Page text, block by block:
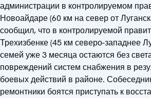
администрации в контролируемом
Новоайдаре (60 км на север от
сообщил, что в контролируемой
Трехизбенке (45 км северо-западнее
семей уже 3 месяца остаются без
повреждений систем снабжения в
боевых действий в районе.
ремонтники боятся приступать к